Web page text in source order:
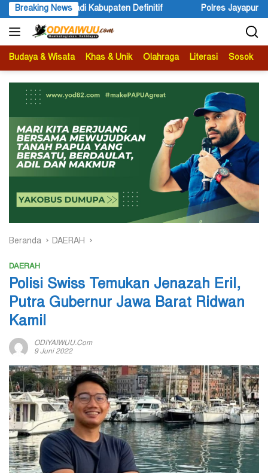
Langsung
ke
konten
Breaking NewsPolres Jayapura Lakukan Penyelidikan Pasca
Budaya & Wisata Khas & Unik Olahraga Literasi Sosok
Beranda DAERAH
DAERAH
Polisi Swiss Temukan Jenazah Eril,
Putra Gubernur Jawa Barat Ridwan
Kamil
ODIYAIWUU.com
9 Juni 2022